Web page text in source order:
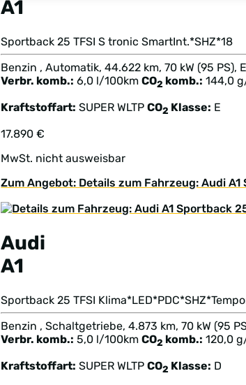
A1
Sportback 25 TFSI S tronic SmartInt.*SHZ*18
Benzin , Automatik, 44.622 km, 70 kW (95 PS),
Verbr. komb.: 6,0 l/100km CO2 komb.: 144,0
Kraftstoffart: SUPER WLTPCO2 Klasse: E
17.890 €
MwSt. nicht ausweisbar
Zum Angebot: Details zum Fahrzeug: Audi
Audi
A1
Sportback 25 TFSI
Benzin , Schaltgetriebe, 4.873 km, 70 kW (95
Verbr. komb.: 5,0 l/100km CO2 komb.: 120,0
Kraftstoffart: SUPER WLTPCO2 Klasse: D